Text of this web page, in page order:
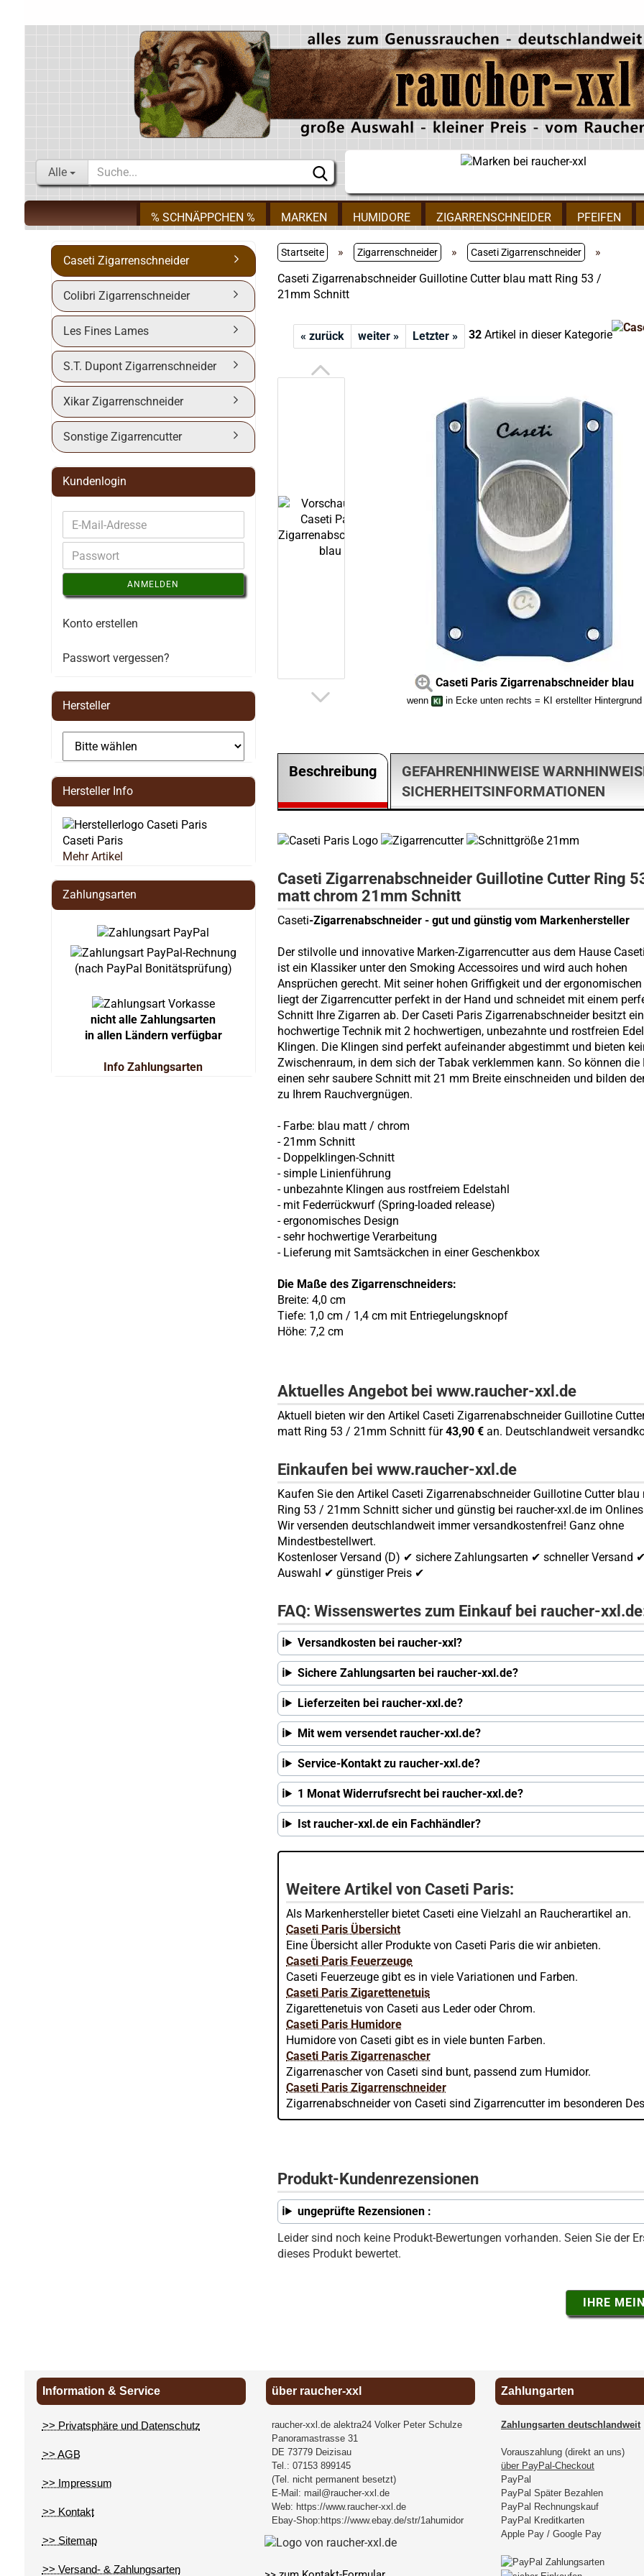
Alle
% SCHNÄPPCHEN % MARKEN HUMIDORE ZIGARRENSCHNEIDER PFEIFEN
Startseite » Zigarrenschneider » Caseti Zigarrenschneider
»
Caseti Zigarrenabschneider Guillotine Cutter blau matt Ring 53 /
21mm Schnitt
« zurück weiter » Letzter » 32 Artikel in dieser Kategorie
Caseti Paris Zigarrenabschneider blau
wenn in Ecke unten rechts = KI erstellter Hintergrund
Beschreibung
GEFAHRENHINWEISE
SICHERHEITSINFORMATIONEN
Caseti Zigarrenabschneider Guillotine Cutter Ring
matt chrom 21mm Schnitt
Caseti-Zigarrenabschneider - gut und günstig vom Markenhersteller
Der stilvolle und innovative Marken-Zigarrencutter aus dem Hause
ist ein Klassiker unter den Smoking Accessoires und wird auch hohen
Ansprüchen gerecht. Mit seiner hohen Griffigkeit und der
liegt der Zigarrencutter perfekt in der Hand und schneidet mit einem
Schnitt Ihre Zigarren ab. Der Caseti Paris Zigarrenabschneider besitzt
hochwertige Technik mit 2 hochwertigen, unbezahnte und rostfreien
Klingen. Die Klingen sind perfekt aufeinander abgestimmt und bieten
Zwischenraum, in dem sich der Tabak verklemmen kann. So können die
einen sehr saubere Schnitt mit 21 mm Breite einschneiden und bilden
zu Ihrem Rauchvergnügen.
- Farbe: blau matt / chrom
- 21mm Schnitt
- Doppelklingen-Schnitt
- simple Linienführung
- unbezahnte Klingen aus rostfreiem Edelstahl
- mit Federrückwurf (Spring-loaded release)
- ergonomisches Design
- sehr hochwertige Verarbeitung
- Lieferung mit Samtsäckchen in einer Geschenkbox
Die Maße des Zigarrenschneiders:
Breite: 4,0 cm
Tiefe: 1,0 cm / 1,4 cm mit Entriegelungsknopf
Höhe: 7,2 cm
Aktuelles Angebot bei www.raucher-xxl.de
Aktuell bieten wir den Artikel Caseti Zigarrenabschneider Guillotine
matt Ring 53 / 21mm Schnitt für43,90 € an. Deutschlandweit
Einkaufen bei www.raucher-xxl.de
Kaufen Sie den Artikel Caseti Zigarrenabschneider Guillotine Cutter blau
Ring 53 / 21mm Schnitt sicher und günstig bei raucher-xxl.de im
Wir versenden deutschlandweit immer versandkostenfrei! Ganz ohne
Mindestbestellwert.
Kostenloser Versand (D) ✔ sichere Zahlungsarten ✔ schneller Versand
Auswahl ✔ günstiger Preis ✔
FAQ: Wissenswertes zum Einkauf bei raucher-
Versandkosten bei raucher-xxl?
Sichere Zahlungsarten bei raucher-xxl.de?
Lieferzeiten bei raucher-xxl.de?
Mit wem versendet raucher-xxl.de?
Service-Kontakt zu raucher-xxl.de?
1 Monat Widerrufsrecht bei raucher-xxl.de?
Ist raucher-xxl.de ein Fachhändler?
Weitere Artikel von Caseti Paris:
Als Markenhersteller bietet Caseti eine Vielzahl an Raucherartikel an.
Caseti Paris Übersicht
Eine Übersicht aller Produkte von Caseti Paris die wir anbieten.
Caseti Paris Feuerzeuge
Caseti Feuerzeuge gibt es in viele Variationen und Farben.
Caseti Paris Zigarettenetuis
Zigarettenetuis von Caseti aus Leder oder Chrom.
Caseti Paris Humidore
Humidore von Caseti gibt es in viele bunten Farben.
Caseti Paris Zigarrenascher
Zigarrenascher von Caseti sind bunt, passend zum Humidor.
Caseti Paris Zigarrenschneider
Zigarrenabschneider von Caseti sind Zigarrencutter im besonderen
Produkt-Kundenrezensionen
ungeprüfte Rezensionen :
Leider sind noch keine Produkt-Bewertungen vorhanden. Seien Sie der
dieses Produkt bewertet.
IHRE
Caseti Zigarrenschneider
Colibri Zigarrenschneider
Les Fines Lames
S.T. Dupont Zigarrenschneider
Xikar Zigarrenschneider
Sonstige Zigarrencutter
Kundenlogin
ANMELDEN
Konto erstellen
Passwort vergessen?
Hersteller
Hersteller Info
Caseti Paris
Mehr Artikel
Zahlungsarten
(nach PayPal Bonitätsprüfung)
nicht alle Zahlungsarten
in allen Ländern verfügbar
Info Zahlungsarten
Information & Service
>> Privatsphäre und Datenschutz
>> AGB
>> Impressum
>> Kontakt
>> Sitemap
>> Versand- & Zahlungsarten
über raucher-xxl
raucher-xxl.de alektra24 Volker Peter Schulze
Panoramastrasse 31
DE 73779 Deizisau
Tel.: 07153 899145
(Tel. nicht permanent besetzt)
E-Mail: mail@raucher-xxl.de
Web: https://www.raucher-xxl.de
Ebay-Shop: https://www.ebay.de/str/1ahumidor
Zahlungarten
Zahlungsarten deutschlandweit
Vorauszahlung (direkt an uns)
über PayPal-Checkout
PayPal
PayPal Später Bezahlen
PayPal Rechnungskauf
PayPal Kreditkarten
Apple Pay / Google Pay